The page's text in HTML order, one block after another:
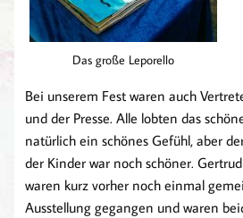
Das große Leporello
Bei unserem Fest waren auch
und der Presse. Alle lobten das
natürlich ein schönes Gefühl, aber
der Kinder war noch schöner.
waren kurz vorher noch einmal
Ausstellung gegangen und waren